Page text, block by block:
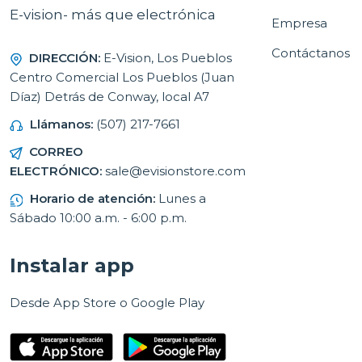
E-vision- más que electrónica
DIRECCIÓN: E-Vision, Los Pueblos
Centro Comercial Los Pueblos (Juan
Díaz) Detrás de Conway, local A7
Llámanos: (507) 217-7661
CORREO
ELECTRÓNICO: sale@evisionstore.com
Horario de atención: Lunes a
Sábado 10:00 a.m. - 6:00 p.m.
Empresa
Contáctanos
Instalar app
Desde App Store o Google Play